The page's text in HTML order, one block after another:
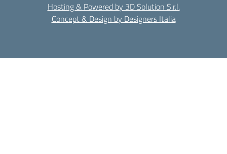
Hosting & Powered by 3D Solution S.r.l.
Concept & Design by Designers Italia